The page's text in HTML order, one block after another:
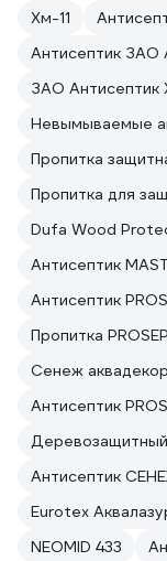
Хм-11
Антисептик ЗАО
ЗАО Антисептик
Невымываемые
Пропитка
Пропитка для
Dufa Wood
Антисептик
Антисептик
Пропитка
Сенеж аквадекор
Антисептик
Антисептик
Eurotex
NEOMID 433